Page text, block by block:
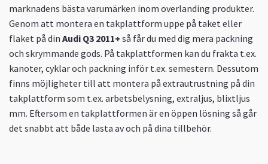
marknadens bästa varumärken inom overlanding produkter.
Genom att montera en takplattform uppe på taket eller
flaket på din Audi Q3 2011+ så får du med dig mera packning
och skrymmande gods. På takplattformen kan du frakta t.ex.
kanoter, cyklar och packning inför t.ex. semestern. Dessutom
finns möjligheter till att montera på extrautrustning på din
takplattform som t.ex. arbetsbelysning, extraljus, blixtljus
mm. Eftersom en takplattformen är en öppen lösning så går
det snabbt att både lasta av och på dina tillbehör.